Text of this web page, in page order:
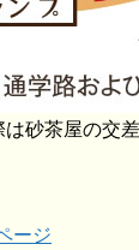
砂茶屋の交